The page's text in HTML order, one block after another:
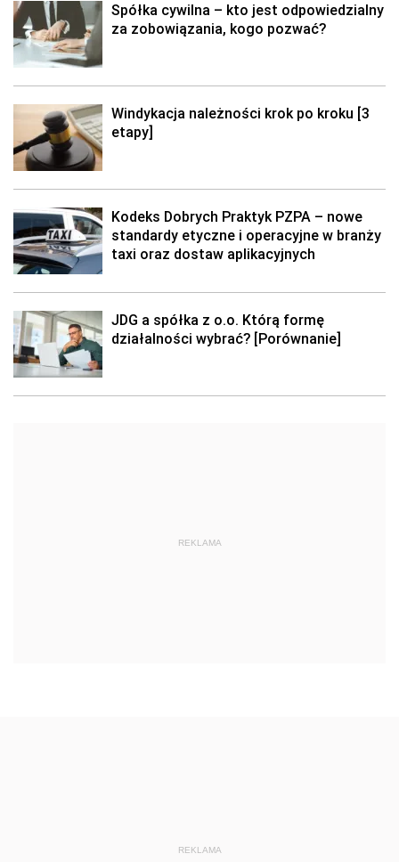
Spółka cywilna – kto jest odpowiedzialny
za zobowiązania, kogo pozwać?
Windykacja należności krok po kroku [3
etapy]
Kodeks Dobrych Praktyk PZPA – nowe
standardy etyczne i operacyjne w branży
taxi oraz dostaw aplikacyjnych
JDG a spółka z o.o. Którą formę
działalności wybrać? [Porównanie]
REKLAMA
REKLAMA